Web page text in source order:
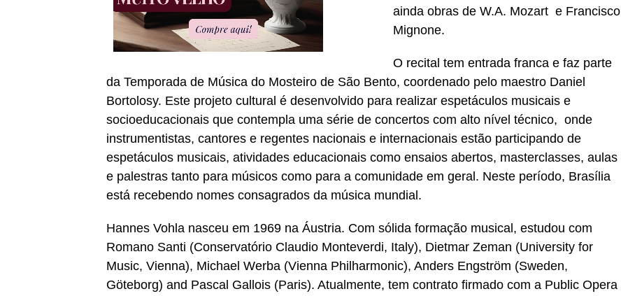
ainda obras de W.A. Mozart e Francisco
Mignone.
O recital tem entrada franca e faz parte
da Temporada de Música do Mosteiro de São Bento, coordenado pelo maestro Daniel
Bortolosy. Este projeto cultural é desenvolvido para realizar espetáculos musicais e
socioeducacionais que contempla uma série de concertos com alto nível técnico, onde
instrumentistas, cantores e regentes nacionais e internacionais estão participando de
espetáculos musicais, atividades educacionais como ensaios abertos, masterclasses, aulas
e palestras tanto para músicos como para a comunidade em geral. Neste período, Brasília
está recebendo nomes consagrados da música mundial.
Hannes Vohla nasceu em 1969 na Áustria. Com sólida formação musical, estudou com
Romano Santi (Conservatório Claudio Monteverdi, Italy), Dietmar Zeman (University for
Music, Vienna), Michael Werba (Vienna Philharmonic), Anders Engström (Sweden,
Göteborg) and Pascal Gallois (Paris). Atualmente, tem contrato firmado com a Public Opera